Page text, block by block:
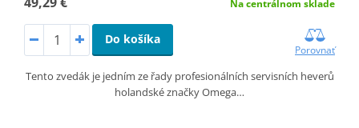
Na centrálnom sklade
Do košíka
Porovnať
Tento zvedák je jedním ze řady profesionálních servisních heverů
holandské značky Omega…